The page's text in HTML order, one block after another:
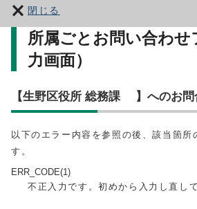
閉じる
所属ごとお問い合わせ
力画面）
【生野区役所 総務課 】へのお問
以下のエラー内容を参照の後、該当箇所
す。
ERR_CODE(1)
不正入力です。初めから入力し直し